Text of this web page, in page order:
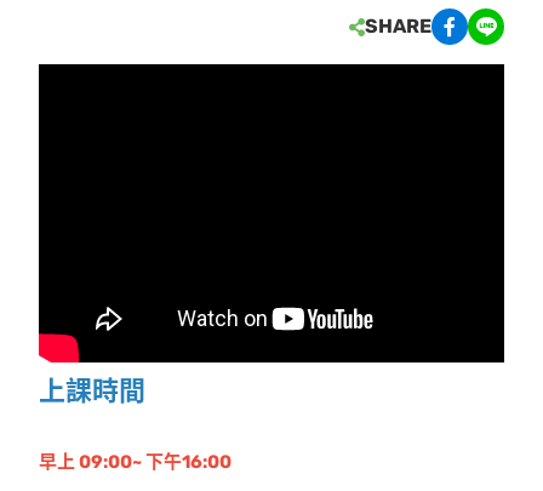
SHARE
上課時間
早上 09:00~ 下午16:00